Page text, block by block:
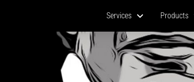
Services Products